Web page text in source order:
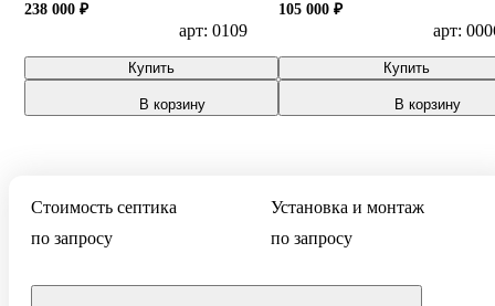
238 000 ₽
арт: 0109
Купить
В корзину
105 000 ₽
арт:
Купить
В корзину
Стоимость септика
по запросу
Установка и монтаж
по запросу